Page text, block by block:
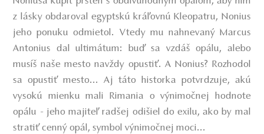
z lásky obdaroval egyptskú kráľovnú Kleopatru, Nonius
jeho ponuku odmietol. Vtedy mu nahnevaný Marcus
Antonius dal ultimátum: buď sa vzdáš opálu, alebo
musíš naše mesto navždy opustiť. A Nonius? Rozhodol
sa opustiť mesto... Aj táto historka potvrdzuje, akú
vysokú mienku mali Rimania o výnimočnej hodnote
opálu - jeho majiteľ radšej odišiel do exilu, ako by mal
stratiť cenný opál, symbol výnimočnej moci...